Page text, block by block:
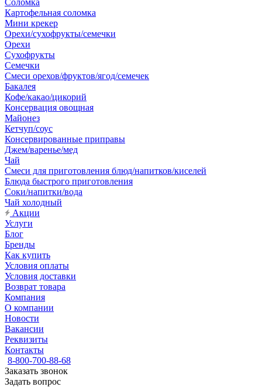
Соломка
Картофельная соломка
Мини крекер
Орехи/сухофрукты/семечки
Орехи
Сухофрукты
Семечки
Смеси орехов/фруктов/ягод/семечек
Бакалея
Кофе/какао/цикорий
Консервация овощная
Майонез
Кетчуп/соус
Консервированные приправы
Джем/варенье/мед
Чай
Смеси для приготовления блюд/напитков/киселей
Блюда быстрого приготовления
Соки/напитки/вода
Чай холодный
Акции
Услуги
Блог
Бренды
Как купить
Условия оплаты
Условия доставки
Возврат товара
Компания
О компании
Новости
Вакансии
Реквизиты
Контакты
8-800-700-88-68
Заказать звонок
Задать вопрос